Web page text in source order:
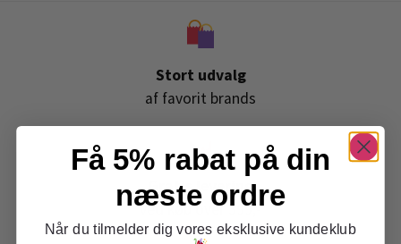
Stort udvalg
af favorit brands
Gratis levering
ved køb over 399,-
Få 5% rabat på din
næste ordre
Når du tilmelder dig vores eksklusive kundeklub